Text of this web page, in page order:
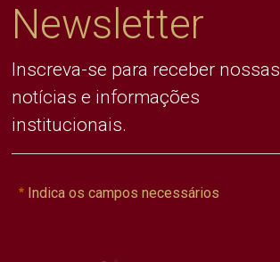
Newsletter
Inscreva-se para receber nossas
notícias e informações
institucionais.
Indica os campos necessários